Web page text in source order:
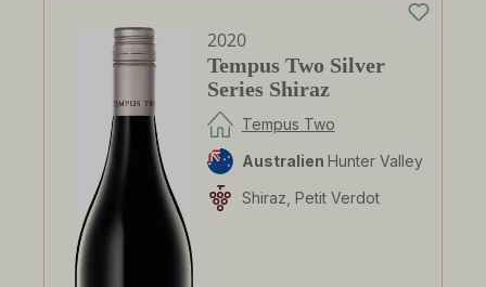
2020
Tempus Two Silver
Series Shiraz
Tempus Two
Australien Hunter Valley
Shiraz, Petit Verdot